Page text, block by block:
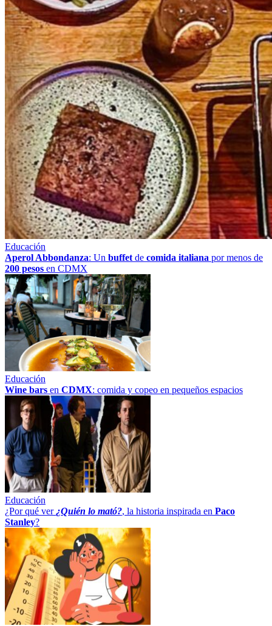
Educación
Aperol Abbondanza: Un buffet de comida italiana por menos de
200 pesos en CDMX
Educación
Wine bars en CDMX: comida y copeo en pequeños espacios
Educación
¿Por qué ver ¿Quién lo mató?, la historia inspirada en Paco
Stanley?